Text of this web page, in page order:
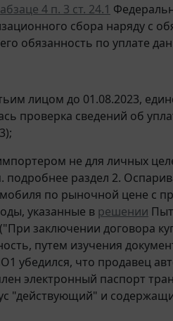
абзаце 4 п. 3 ст. 24.1
сбора наряду с
обязанность по уплате
лицом до 01.08.2023,
проверка сведений об
не для личных
подробнее раздел 2.
по рыночной цене с
указанные в решении
("При заключении
путем изучения
убедился, что продавец
электронный паспорт
"действующий" и